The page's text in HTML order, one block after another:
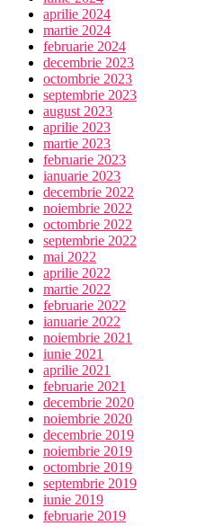
aprilie 2024
martie 2024
februarie 2024
decembrie 2023
octombrie 2023
septembrie 2023
august 2023
aprilie 2023
martie 2023
februarie 2023
ianuarie 2023
decembrie 2022
noiembrie 2022
octombrie 2022
septembrie 2022
mai 2022
aprilie 2022
martie 2022
februarie 2022
ianuarie 2022
noiembrie 2021
iunie 2021
aprilie 2021
februarie 2021
decembrie 2020
noiembrie 2020
decembrie 2019
noiembrie 2019
octombrie 2019
septembrie 2019
iunie 2019
februarie 2019